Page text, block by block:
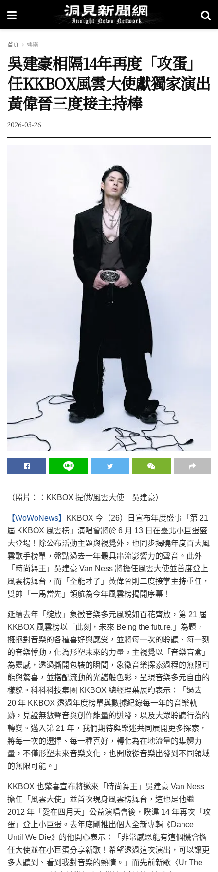
首頁 娛樂
吳建豪相隔14年再度「攻蛋」
任KKBOX風雲大使獻獨家演出
黃偉晉三度接主持棒
2026-03-26
（照片：：KKBOX 提供/風雲大使＿吳建豪）
【WoWoNews】
KKBOX 今（26）日宣布年度盛事「第 21
屆 KKBOX 風雲榜」演唱會將於 6 月 13 日在臺北小巨蛋盛
大登場！除公布活動主題與視覺外，也同步揭曉年度百大風
雲歌手榜單，盤點過去一年最具串流影響力的聲音。此外
「時尚舞王」吳建豪 Van Ness 將擔任風雲大使並首度登上
風雲榜舞台，而「全能才子」黃偉晉則三度接掌主持重任，
雙帥「一馬當先」領航為今年風雲榜揭開序幕！
延續去年「綻放」象徵音樂多元風貌如百花齊放，第 21 屆
KKBOX 風雲榜以「此刻，未來 Being the future.」為題，
擁抱對音樂的各種喜好與感受，並將每一次的聆聽、每一刻
的音樂悸動，化為形塑未來的力量。主視覺以「音樂盲盒」
為靈感，透過撕開包裝的瞬間，象徵音樂探索過程的無限可
能與驚喜，並搭配流動的光譜般色彩，呈現音樂多元自由的
樣貌。科科科技集團 KKBOX 總經理葉展昀表示：「過去
20 年 KKBOX 透過年度榜單與數據紀錄每一年的音樂軌
跡，見證無數聲音與創作能量的迸發，以及大眾聆聽行為的
轉變。邁入第 21 年，我們期待與樂迷共同展開更多探索，
將每一次的選擇、每一種喜好，轉化為在地流量的集體力
量，不僅形塑未來音樂文化，也開啟從音樂出發到不同領域
的無限可能。」
KKBOX 也驚喜宣布將邀來「時尚舞王」吳建豪 Van Ness
擔任「風雲大使」並首次現身風雲榜舞台，這也是他繼
2012 年「愛在四月天」公益演唱會後，睽違 14 年再次「攻
蛋」登上小巨蛋。去年底剛推出個人全新專輯《Dance
Until We Die》的他開心表示：「非常感恩能有這個機會擔
任大使並在小巨蛋分享新歌！希望透過這次演出，可以讓更
多人聽到、看到我對音樂的熱情。」而先前新歌〈Ur The